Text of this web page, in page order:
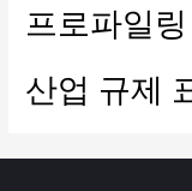
프로파일
산업 규제